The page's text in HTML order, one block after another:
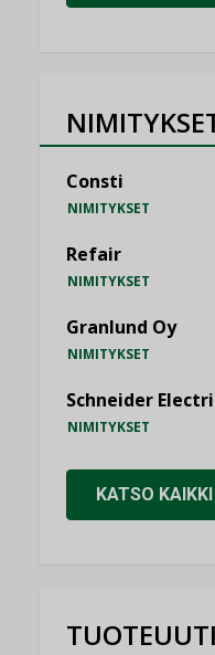
Consti
NIMITYKSET
Refair
NIMITYKSET
Granlund Oy
NIMITYKSET
Schneider
NIMITYKSET
KATSO KAIKKI